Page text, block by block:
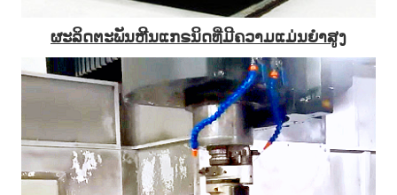
ຜະລິດຕະພັນຫີນແກຣນິດທີ່ມີຄວາມແມ່ນຍໍາສູງ